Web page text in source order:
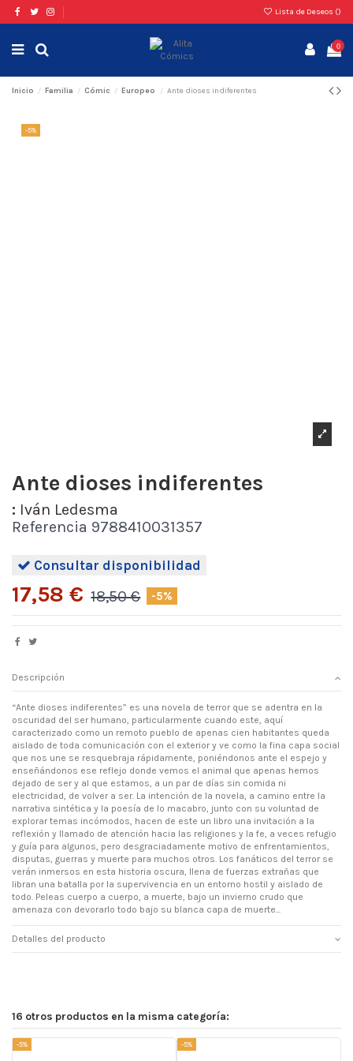
Lista de Deseos ()
0
Inicio Familia Cómic Europeo Ante dioses indiferentes
-5%
Ante dioses indiferentes
: Iván Ledesma
Referencia 9788410031357
Consultar disponibilidad
17,58 € 18,50 € -5%
Descripción
“Ante dioses indiferentes” es una novela de terror que se adentra en la
oscuridad del ser humano, particularmente cuando este, aquí
caracterizado como un remoto pueblo de apenas cien habitantes queda
aislado de toda comunicación con el exterior y ve como la fina capa social
que nos une se resquebraja rápidamente, poniéndonos ante el espejo y
enseñándonos ese reflejo donde vemos el animal que apenas hemos
dejado de ser y al que estamos, a un par de días sin comida ni
electricidad, de volver a ser. La intención de la novela, a camino entre la
narrativa sintética y la poesía de lo macabro, junto con su voluntad de
explorar temas incómodos, hacen de este un libro una invitación a la
reflexión y llamado de atención hacia las religiones y la fe, a veces refugio
y guía para algunos, pero desgraciadamente motivo de enfrentamientos,
disputas, guerras y muerte para muchos otros. Los fanáticos del terror se
verán inmersos en esta historia oscura, llena de fuerzas extrañas que
libran una batalla por la supervivencia en un entorno hostil y aislado de
todo. Peleas cuerpo a cuerpo, a muerte, bajo un invierno crudo que
amenaza con devorarlo todo bajo su blanca capa de muerte...
Detalles del producto
16 otros productos en la misma categoría:
-5% -5%